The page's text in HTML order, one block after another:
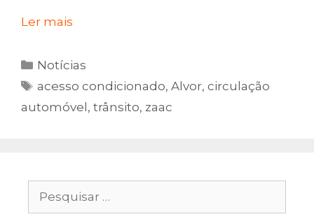
Ler mais
Categorias
Notícias
Etiquetas
acesso condicionado,Alvor,circulação
automóvel, trânsito, zaac
por: